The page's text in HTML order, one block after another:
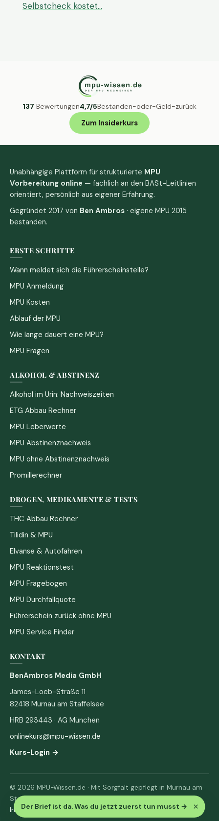
Selbstcheck kostet…
Der Brief ist da. Was du jetzt zuerst tun musst → ×
137 Bewertungen4,7/5Bestanden-oder-Geld-zurück
Zum Insiderkurs
Unabhängige Plattform für strukturierte MPU
Vorbereitung online — fachlich an den BASt-Leitlinien
orientiert, persönlich aus eigener Erfahrung.
Gegründet 2017 von Ben Ambros · eigene MPU 2015
bestanden.
ERSTE SCHRITTE
Wann meldet sich die Führerscheinstelle?
MPU Anmeldung
MPU Kosten
Ablauf der MPU
Wie lange dauert eine MPU?
MPU Fragen
ALKOHOL & ABSTINENZ
Alkohol im Urin: Nachweiszeiten
ETG Abbau Rechner
MPU Leberwerte
MPU Abstinenznachweis
MPU ohne Abstinenznachweis
Promillerechner
DROGEN, MEDIKAMENTE & TESTS
THC Abbau Rechner
Tilidin & MPU
Elvanse & Autofahren
MPU Reaktionstest
MPU Fragebogen
MPU Durchfallquote
Führerschein zurück ohne MPU
MPU Service Finder
KONTAKT
BenAmbros Media GmbH
James-Loeb-Straße 11
82418 Murnau am Staffelsee
HRB 293443 · AG München
onlinekurs@mpu-wissen.de
Kurs-Login →
© 2026 MPU-Wissen.de · Mit Sorgfalt gepflegt in Murnau am
Staffelsee
Impressum· Datenschutz & AGB